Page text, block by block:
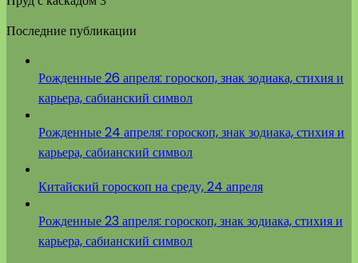
Последние публикации
Рожденные 26 апреля: гороскоп, знак зодиака, стихия и
карьера, сабианский символ
Рожденные 24 апреля: гороскоп, знак зодиака, стихия и
карьера, сабианский символ
Китайский гороскоп на среду, 24 апреля
Рожденные 23 апреля: гороскоп, знак зодиака, стихия и
карьера, сабианский символ